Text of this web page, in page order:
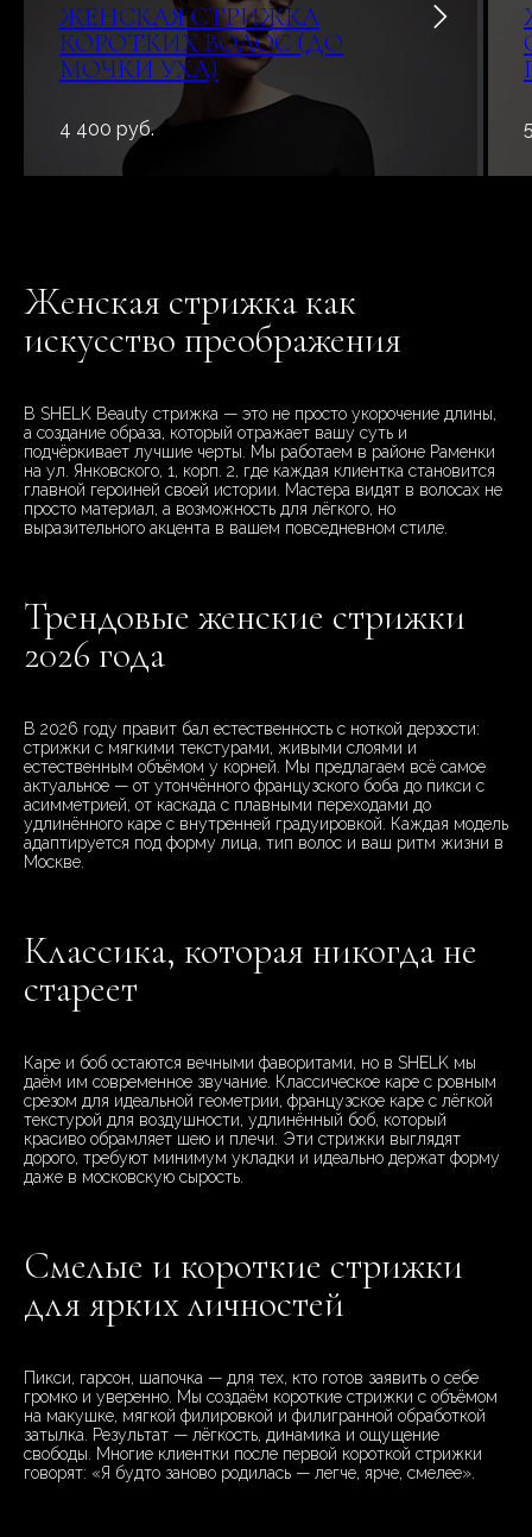
ЖЕНСКАЯ СТРИЖКА
КОРОТКИХ ВОЛОС (ДО
МОЧКИ УХА)
4 400 руб.
Женская стрижка как
искусство преображения
В SHELK Beauty стрижка — это не просто укорочение длины,
а создание образа, который отражает вашу суть и
подчёркивает лучшие черты. Мы работаем в районе Раменки
на ул. Янковского, 1, корп. 2, где каждая клиентка становится
главной героиней своей истории. Мастера видят в волосах не
просто материал, а возможность для лёгкого, но
выразительного акцента в вашем повседневном стиле.
Трендовые женские стрижки
2026 года
В 2026 году правит бал естественность с ноткой дерзости:
стрижки с мягкими текстурами, живыми слоями и
естественным объёмом у корней. Мы предлагаем всё самое
актуальное — от утончённого французского боба до пикси с
асимметрией, от каскада с плавными переходами до
удлинённого каре с внутренней градуировкой. Каждая модель
адаптируется под форму лица, тип волос и ваш ритм жизни в
Москве.
Классика, которая никогда не
стареет
Каре и боб остаются вечными фаворитами, но в SHELK мы
даём им современное звучание. Классическое каре с ровным
срезом для идеальной геометрии, французское каре с лёгкой
текстурой для воздушности, удлинённый боб, который
красиво обрамляет шею и плечи. Эти стрижки выглядят
дорого, требуют минимум укладки и идеально держат форму
даже в московскую сырость.
Смелые и короткие стрижки
для ярких личностей
Пикси, гарсон, шапочка — для тех, кто готов заявить о себе
громко и уверенно. Мы создаём короткие стрижки с объёмом
на макушке, мягкой филировкой и филигранной обработкой
затылка. Результат — лёгкость, динамика и ощущение
свободы. Многие клиентки после первой короткой стрижки
говорят: «Я будто заново родилась — легче, ярче, смелее».